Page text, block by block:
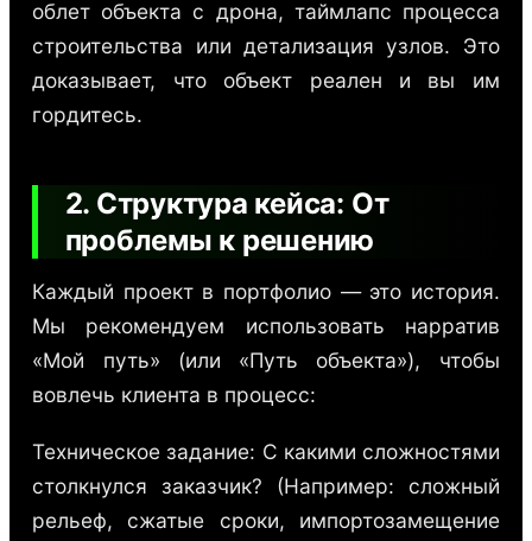
облет объекта с дрона, таймлапс процесса
строительства или детализация узлов. Это
доказывает, что объект реален и вы им
гордитесь.
2. Структура кейса: От
проблемы к решению
Каждый проект в портфолио — это история.
Мы рекомендуем использовать нарратив
«Мой путь» (или «Путь объекта»), чтобы
вовлечь клиента в процесс:
Техническое задание: С какими сложностями
столкнулся заказчик? (Например: сложный
рельеф, сжатые сроки, импортозамещение